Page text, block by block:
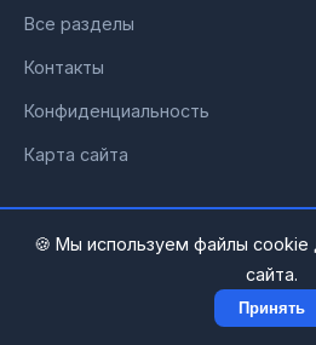
Все разделы
Контакты
Конфиденциальность
Карта сайта
© 2026 ГаджетМастер. Все
🍪 Мы используем файлы cookie
сайта.
Принять